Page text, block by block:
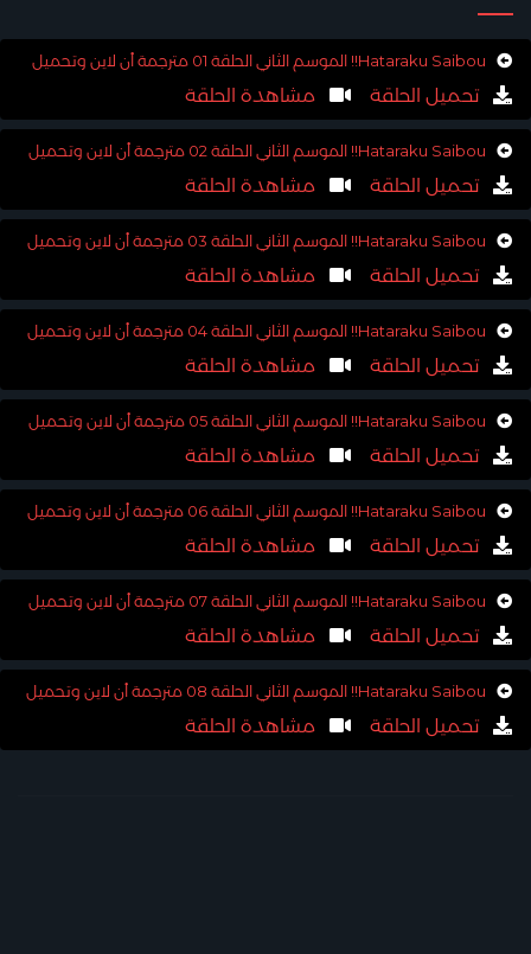
Hataraku Saibou!! الموسم الثاني الحلقة 01 مترجمة أن لاين وتحميل
تحميل الحلقة مشاهدة الحلقة
Hataraku Saibou!! الموسم الثاني الحلقة 02 مترجمة أن لاين وتحميل
تحميل الحلقة مشاهدة الحلقة
Hataraku Saibou!! الموسم الثاني الحلقة 03 مترجمة أن لاين وتحميل
تحميل الحلقة مشاهدة الحلقة
Hataraku Saibou!! الموسم الثاني الحلقة 04 مترجمة أن لاين وتحميل
تحميل الحلقة مشاهدة الحلقة
Hataraku Saibou!! الموسم الثاني الحلقة 05 مترجمة أن لاين وتحميل
تحميل الحلقة مشاهدة الحلقة
Hataraku Saibou!! الموسم الثاني الحلقة 06 مترجمة أن لاين وتحميل
تحميل الحلقة مشاهدة الحلقة
Hataraku Saibou!! الموسم الثاني الحلقة 07 مترجمة أن لاين وتحميل
تحميل الحلقة مشاهدة الحلقة
Hataraku Saibou!! الموسم الثاني الحلقة 08 مترجمة أن لاين وتحميل
تحميل الحلقة مشاهدة الحلقة